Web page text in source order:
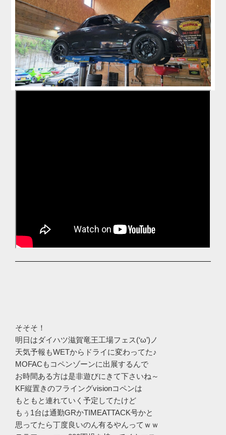
そそそ！
明日はダイハツ滋賀竜王工場フェス(‘ω’)ノ
天気予報もWETからドライに変わってた♪
MOFACもコペンゾーンに出展するんで
お時間ある方は是非遊びにきて下さいね～
KF縦置きのフライングvisionコペンは
もともと連れていく予定してたけど
もぅ1台は通勤GRかTIMEATTACK号かと
思ってたら丁度良いのん有るやんってｗｗ